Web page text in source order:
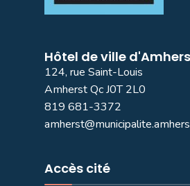
Hôtel de ville
124, rue Saint-Louis
Amherst Qc J0T 2L0
819 681-3372
Accès cité